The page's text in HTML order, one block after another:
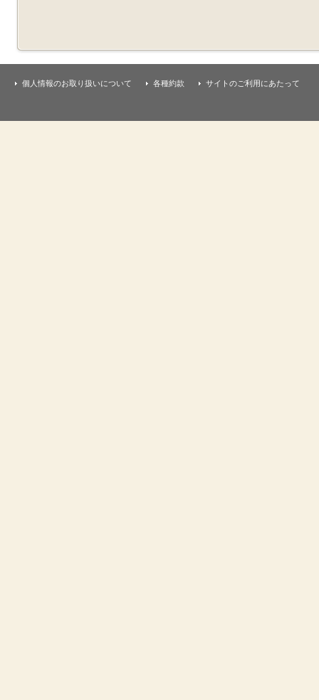
個人情報のお取り扱いについて 各種約款 サイトのご利用にあたって